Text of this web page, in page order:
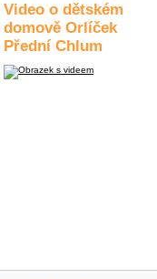
Video o dětském
domově Orlíček
Přední Chlum